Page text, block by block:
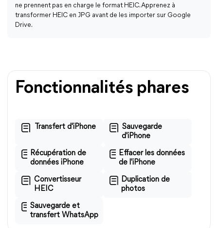
ne prennent pas en charge le format HEIC. Apprenez à
transformer HEIC en JPG avant de les importer sur Google
Drive.
Fonctionnalités phares
Transfert d'iPhone
Sauvegarde
d'iPhone
Récupération de
données iPhone
Effacer les données
de l'iPhone
Convertisseur
HEIC
Duplication de
photos
Sauvegarde et
transfert WhatsApp